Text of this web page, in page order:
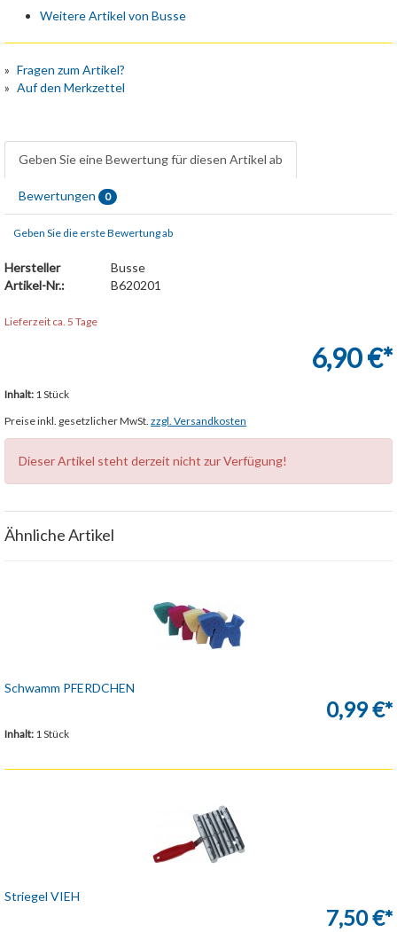
Weitere Artikel von Busse
Fragen zum Artikel?
Auf den Merkzettel
Geben Sie eine Bewertung für diesen Artikel ab
Bewertungen 0
Geben Sie die erste Bewertung ab
Hersteller
Busse
Artikel-Nr.:
B620201
Lieferzeit ca. 5 Tage
6,90 €*
Inhalt: 1 Stück
Preise inkl. gesetzlicher MwSt. zzgl. Versandkosten
Dieser Artikel steht derzeit nicht zur Verfügung!
Ähnliche Artikel
Schwamm PFERDCHEN
0,99 €*
Inhalt: 1 Stück
Striegel VIEH
7,50 €*